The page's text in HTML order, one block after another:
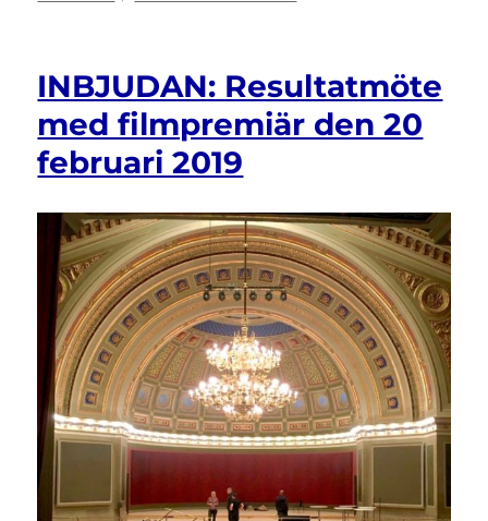
Artikel
19
som
INBJUDAN: Resultatmöte
med filmpremiär den 20
februari 2019